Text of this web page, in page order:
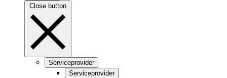
Close button
Serviceprovider
Serviceprovider